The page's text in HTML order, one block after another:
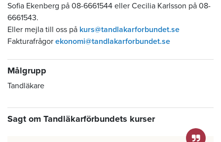
Sofia Ekenberg på 08-6661544 eller Cecilia Karlsson på 08-
6661543.
Eller mejla till oss på kurs@tandlakarforbundet.se
Fakturafrågor ekonomi@tandlakarforbundet.se
Målgrupp
Tandläkare
Sagt om Tandläkarförbundets kurser